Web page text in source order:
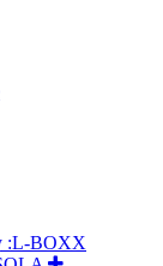
:L-BOXX